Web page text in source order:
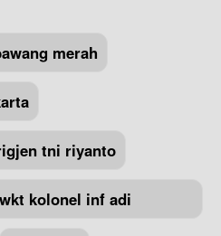
merah
tni riyanto
kolonel inf adi